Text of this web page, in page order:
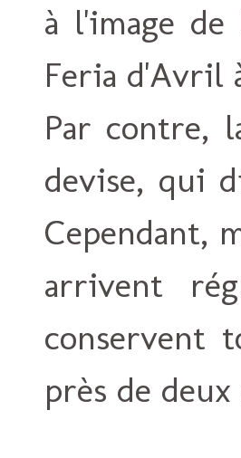
à l'image de
Feria d'Avril
Par contre,
devise, qui
Cependant,
arrivent
conservent
près de deux